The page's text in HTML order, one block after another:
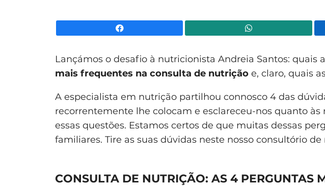
Lançámos o desafio à nutricionista Andreia Santos: quais
mais frequentes na consulta de nutrição e, claro, quais
A especialista em nutrição partilhou connosco 4 das
recorrentemente lhe colocam e esclareceu-nos quanto às
essas questões. Estamos certos de que muitas dessas
familiares. Tire as suas dúvidas neste nosso consultório
CONSULTA DE NUTRIÇÃO: AS 4 PERGUNTAS